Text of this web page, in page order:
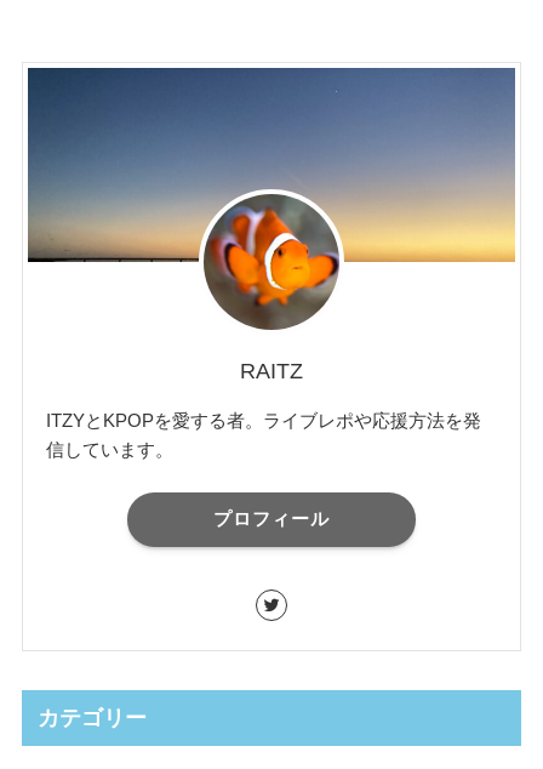
RAITZ
ITZYとKPOPを愛する者。ライブレポや応援方法を発
信しています。
プロフィール
カテゴリー